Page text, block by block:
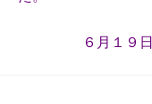
６月１９